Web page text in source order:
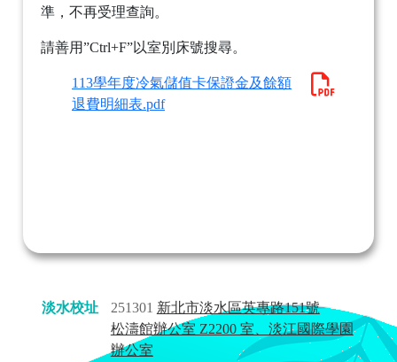
準，不再受理查詢。
請善用”Ctrl+F”以室別床號搜尋。
113學年度冷氣儲值卡保證金及餘額
退費明細表.pdf
淡水校址 251301 新北市淡水區英專路151號
松濤館辦公室 Z2200 室、淡江國際學園
辦公室